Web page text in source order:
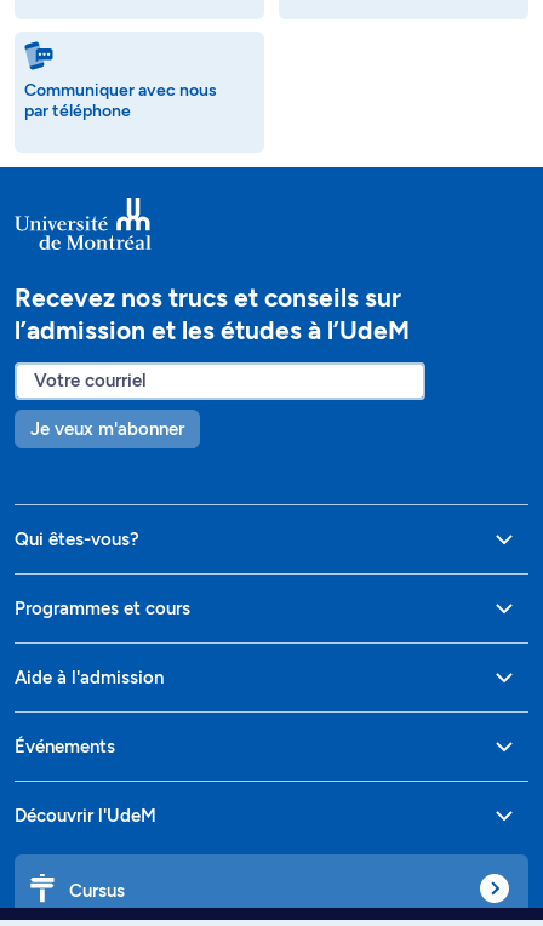
Communiquer avec nous
par téléphone
Recevez nos trucs et conseils sur
l’admission et les études à l’UdeM
Je veux m'abonner
Qui êtes-vous?
Programmes et cours
Aide à l'admission
Événements
Découvrir l'UdeM
Cursus